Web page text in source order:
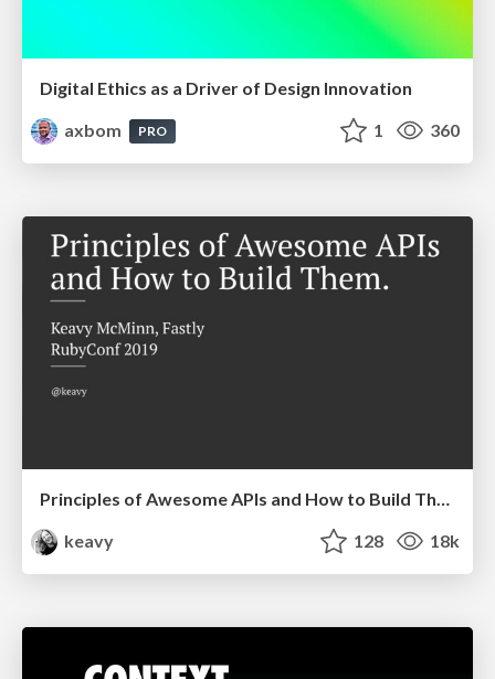
Digital Ethics as a Driver of Design Innovation
axbom
PRO 1 360
Principles of Awesome APIs and How to Build Them.
keavy
128 18k